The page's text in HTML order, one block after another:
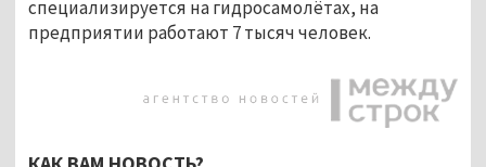
специализируется на гидросамолётах, на
предприятии работают 7 тысяч человек.